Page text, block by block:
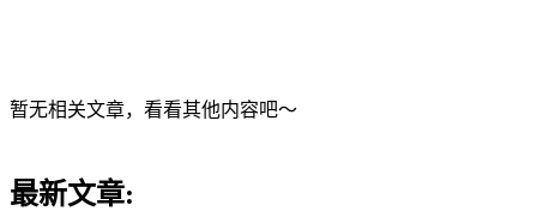
暂无相关文章，看看其他内容吧～
最新文章: